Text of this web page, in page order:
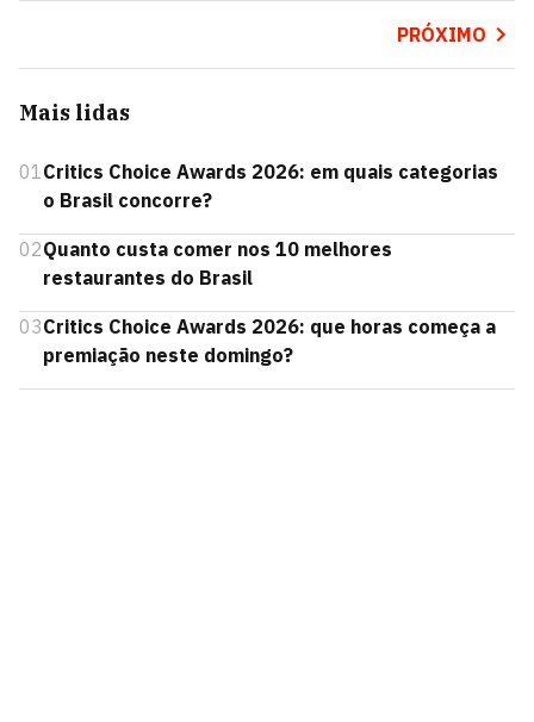
PRÓXIMO
Mais lidas
01 Critics Choice Awards 2026: em quais categorias
o Brasil concorre?
02Quanto custa comer nos 10 melhores
restaurantes do Brasil
03Critics Choice Awards 2026: que horas começa a
premiação neste domingo?